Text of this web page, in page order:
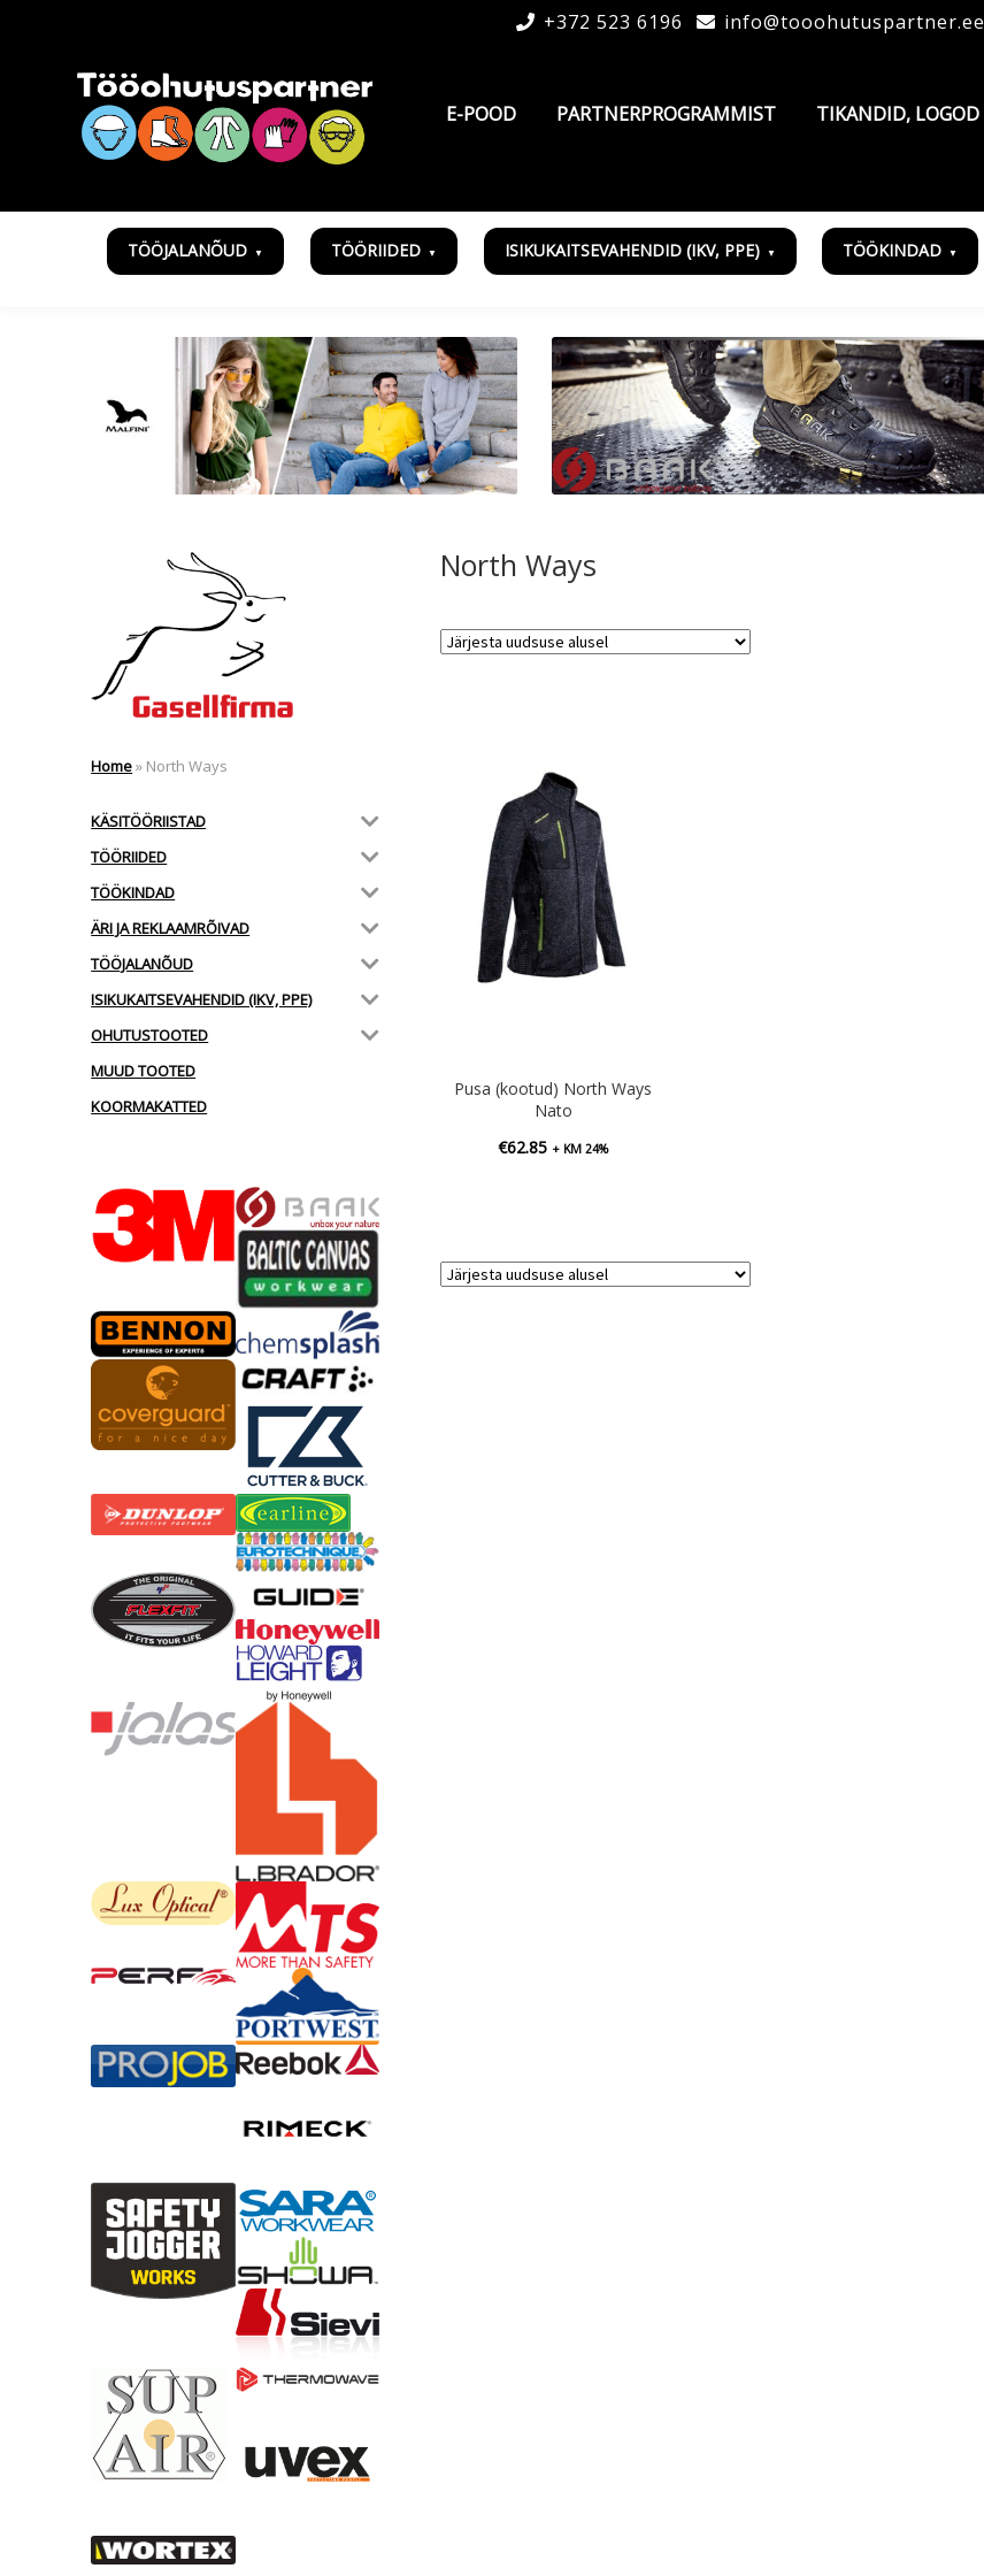
+372 523 6196 info@tooohutuspartner.ee
E-POOD PARTNERPROGRAMMIST TIKANDID, LOGOD
TÖÖJALANÕUD TÖÖRIIDED ISIKUKAITSEVAHENDID (IKV, PPE) TÖÖKINDAD
North Ways
Pusa (kootud) North Ways
Nato
€62.85 + KM 24%
Home» North Ways
KÄSITÖÖRIISTAD
TÖÖRIIDED
TÖÖKINDAD
ÄRI JA REKLAAMRÕIVAD
TÖÖJALANÕUD
ISIKUKAITSEVAHENDID (IKV, PPE)
OHUTUSTOOTED
MUUD TOOTED
KOORMAKATTED